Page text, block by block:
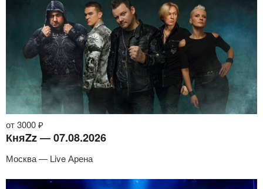
от 3000 ₽
КняZz — 07.08.2026
Москва — Live Арена